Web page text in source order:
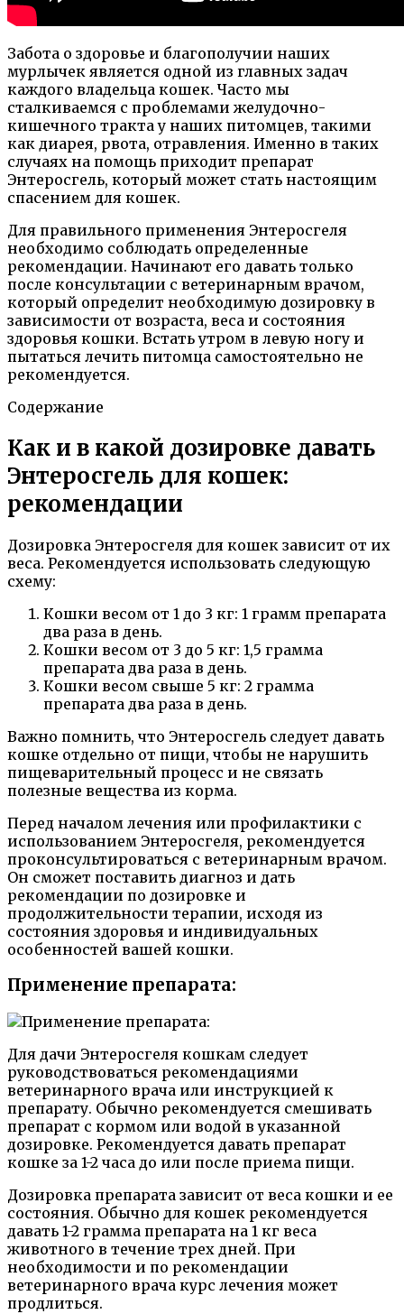
Забота о здоровье и благополучии наших
мурлычек является одной из главных задач
каждого владельца кошек. Часто мы
сталкиваемся с проблемами желудочно-
кишечного тракта у наших питомцев, такими
как диарея, рвота, отравления. Именно в таких
случаях на помощь приходит препарат
Энтеросгель, который может стать настоящим
спасением для кошек.
Для правильного применения Энтеросгеля
необходимо соблюдать определенные
рекомендации. Начинают его давать только
после консультации с ветеринарным врачом,
который определит необходимую дозировку в
зависимости от возраста, веса и состояния
здоровья кошки. Встать утром в левую ногу и
пытаться лечить питомца самостоятельно не
рекомендуется.
Содержание
Как и в какой дозировке давать
Энтеросгель для кошек:
рекомендации
Дозировка Энтеросгеля для кошек зависит от их
веса. Рекомендуется использовать следующую
схему:
Кошки весом от 1 до 3 кг: 1 грамм препарата
два раза в день.
Кошки весом от 3 до 5 кг: 1,5 грамма
препарата два раза в день.
Кошки весом свыше 5 кг: 2 грамма
препарата два раза в день.
Важно помнить, что Энтеросгель следует давать
кошке отдельно от пищи, чтобы не нарушить
пищеварительный процесс и не связать
полезные вещества из корма.
Перед началом лечения или профилактики с
использованием Энтеросгеля, рекомендуется
проконсультироваться с ветеринарным врачом.
Он сможет поставить диагноз и дать
рекомендации по дозировке и
продолжительности терапии, исходя из
состояния здоровья и индивидуальных
особенностей вашей кошки.
Применение препарата:
Для дачи Энтеросгеля кошкам следует
руководствоваться рекомендациями
ветеринарного врача или инструкцией к
препарату. Обычно рекомендуется смешивать
препарат с кормом или водой в указанной
дозировке. Рекомендуется давать препарат
кошке за 1-2 часа до или после приема пищи.
Дозировка препарата зависит от веса кошки и ее
состояния. Обычно для кошек рекомендуется
давать 1-2 грамма препарата на 1 кг веса
животного в течение трех дней. При
необходимости и по рекомендации
ветеринарного врача курс лечения может
продлиться.